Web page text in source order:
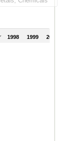
1998 1999 2000